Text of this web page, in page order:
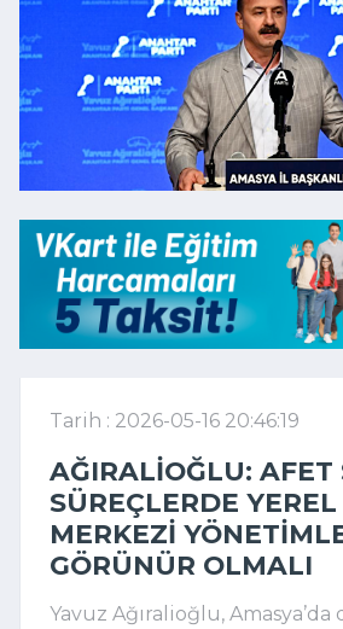
Tarih : 2026-05-16 20:46:19
AĞIRALIOĞLU: AFET
SÜREÇLERDE YEREL
MERKEZI
GÖRÜNÜR OLMALI
Yavuz Ağıralioğlu, Amasya